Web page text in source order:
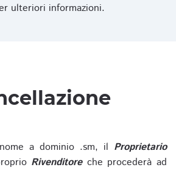
ulteriori informazioni.
a dominio .sm, il Proprietario
Rivenditoreche procederà ad